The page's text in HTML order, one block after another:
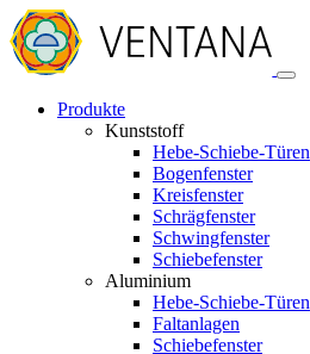
Produkte
Kunststoff
Hebe-Schiebe-Türen
Bogenfenster
Kreisfenster
Schrägfenster
Schwingfenster
Schiebefenster
Aluminium
Hebe-Schiebe-Türen
Faltanlagen
Schiebefenster